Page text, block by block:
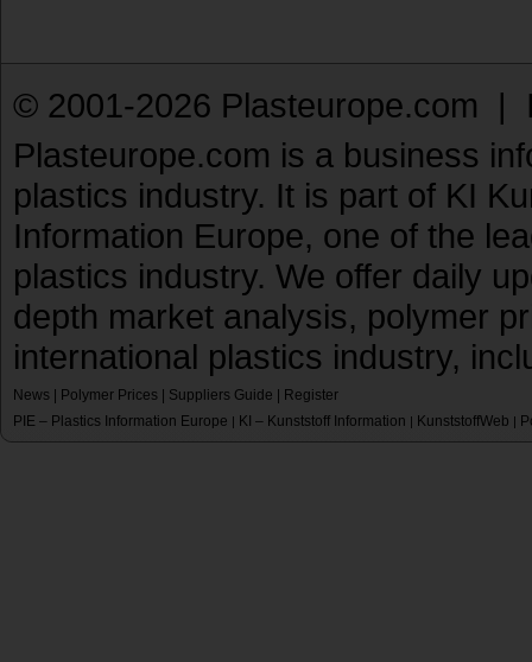
© 2001-2026 Plasteurope.com |
Plasteurope.com is a business
plastics industry. It is part of KI
Information Europe, one of the
plastics industry. We offer daily
depth market analysis, polymer
international plastics industry,
News Polymer Prices Suppliers Guide
Register
PIE – Plastics Information Europe | KI – Kunststoff Information | KunststoffWeb |